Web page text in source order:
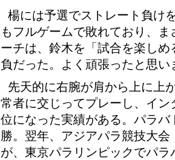
楊には予選でストレート負け
もフルゲームで敗れており、
ーチは、鈴木を「試合を楽し
負だった。よく頑張ったと思
先天的に右腕が肩から上に上
常者に交じってプレーし、イ
位になった実績がある。パラ
勝。翌年、アジアパラ競技大
が、東京パラリンピックでパ